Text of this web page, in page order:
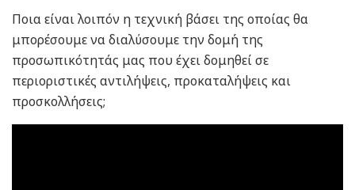
Ποια είναι λοιπόν η τεχνική βάσει της οποίας θα
μπορέσουμε να διαλύσουμε την δομή της
προσωπικότητάς μας που έχει δομηθεί σε
περιοριστικές αντιλήψεις, προκαταλήψεις και
προσκολλήσεις;